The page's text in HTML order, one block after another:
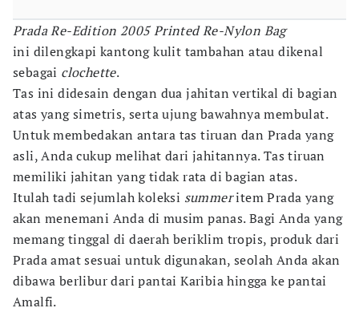
Prada Re-Edition 2005 Printed Re-Nylon Bag
ini dilengkapi kantong kulit tambahan atau dikenal
sebagai clochette.
Tas ini didesain dengan dua jahitan vertikal di bagian
atas yang simetris, serta ujung bawahnya membulat.
Untuk membedakan antara tas tiruan dan Prada yang
asli, Anda cukup melihat dari jahitannya. Tas tiruan
memiliki jahitan yang tidak rata di bagian atas.
Itulah tadi sejumlah koleksi summeritem Prada yang
akan menemani Anda di musim panas. Bagi Anda yang
memang tinggal di daerah beriklim tropis, produk dari
Prada amat sesuai untuk digunakan, seolah Anda akan
dibawa berlibur dari pantai Karibia hingga ke pantai
Amalfi.